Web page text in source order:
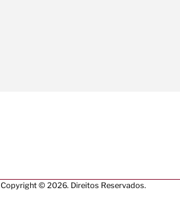
Copyright © 2026. Direitos Reservados.